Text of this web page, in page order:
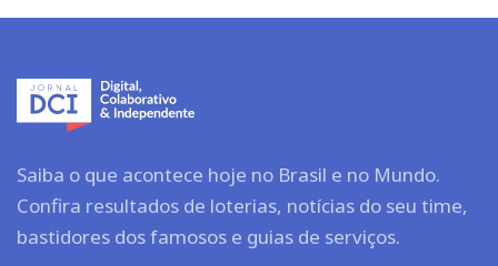
Saiba o que acontece hoje no Brasil e no Mundo.
Confira resultados de loterias, notícias do seu time,
bastidores dos famosos e guias de serviços.